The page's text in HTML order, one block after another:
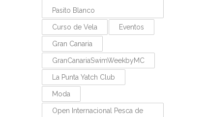
Pasito Blanco
Curso de Vela Eventos
Gran Canaria
GranCanariaSwimWeekbyMC
La Punta Yatch Club
Moda
Open Internacional Pesca de